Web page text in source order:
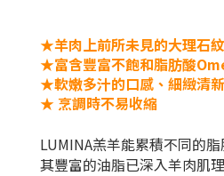
★羊肉上前所未見的大理石
★富含豐富不飽和脂肪酸
★軟嫩多汁的口感、細緻清
★ 烹調時不易收縮
LUMINA羔羊能累積不同的
其豐富的油脂已深入羊肉肌